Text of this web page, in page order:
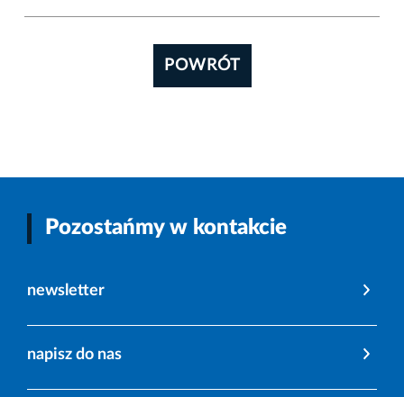
POWRÓT
Pozostańmy w kontakcie
newsletter
napisz do nas